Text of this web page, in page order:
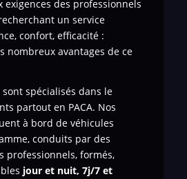
des professionnels
un service
confort, efficacité :
nombreux avantages de ce
sont spécialisés dans le
partout en PACA. Nos
à bord de véhicules
conduits par des
professionnels, formés,
jour et nuit, 7j/7 et